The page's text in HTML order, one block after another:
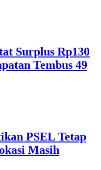
Surplus Rp130
Tembus 49
PSEL Tetap
Masih